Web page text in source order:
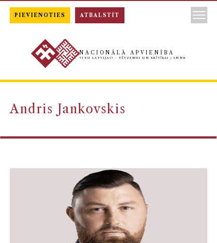
NACIONĀLĀ APVIENĪBA
VISU LATVIJAI! - TĒVZEMEI UN BRĪVĪBAI / LNNK
Andris Jankovskis
PIEVIENOTIES ATBALSTĪT